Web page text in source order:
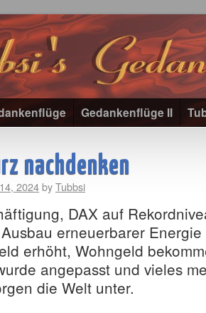
Gedankenflüge II
nachdenken
2024byTubbsi
DAX auf
erneuerbarer
erhöht, Wohngeld
angepasst und vieles
die Welt unter.